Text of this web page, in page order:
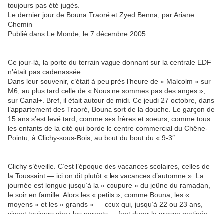
toujours pas été jugés.
Le dernier jour de Bouna Traoré et Zyed Benna, par Ariane
Chemin
Publié dans Le Monde, le 7 décembre 2005
Ce jour-là, la porte du terrain vague donnant sur la centrale EDF
n'était pas cadenassée.
Dans leur souvenir, c’était à peu près l’heure de « Malcolm » sur
M6, au plus tard celle de « Nous ne sommes pas des anges »,
sur Canal+. Bref, il était autour de midi. Ce jeudi 27 octobre, dans
l’appartement des Traoré, Bouna sort de la douche. Le garçon de
15 ans s’est levé tard, comme ses frères et soeurs, comme tous
les enfants de la cité qui borde le centre commercial du Chêne-
Pointu, à Clichy-sous-Bois, au bout du bout du « 9-3″.
Clichy s’éveille. C’est l’époque des vacances scolaires, celles de
la Toussaint — ici on dit plutôt « les vacances d’automne ». La
journée est longue jusqu’à la « coupure » du jeûne du ramadan,
le soir en famille. Alors les « petits », comme Bouna, les «
moyens » et les « grands » — ceux qui, jusqu’à 22 ou 23 ans,